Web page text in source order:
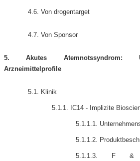
4.6. Von drogentarget
4.7. Von Sponsor
5. Akutes Atemnotssyndrom:
Arzneimittelprofile
5.1. Klinik
5.1.1. IC14 - Implizite
5.1.1.1.
5.1.1.2.
5.1.1.3. F &